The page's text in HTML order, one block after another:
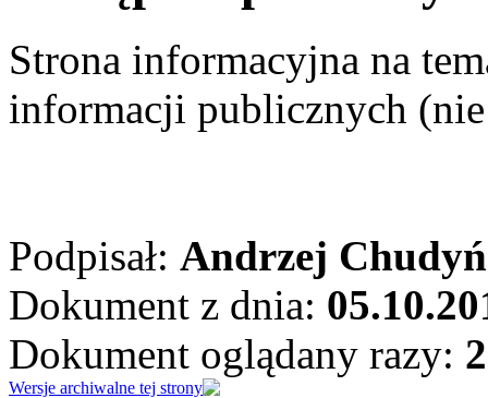
Strona informacyjna na
informacji publicznych
Podpisał: Andrzej
Dokument z dnia:
Dokument oglądany razy:
Wersje archiwalne tej strony